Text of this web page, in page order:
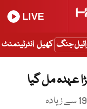
LIVE
جنگ کھیل انٹرٹینمنٹ
عہدہ مل گیا
سعودی عرب 2031 میں دنیا بھر کے 195 سے زیادہ